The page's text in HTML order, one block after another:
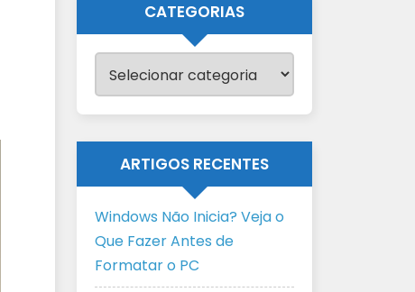
CATEGORIAS
ARTIGOS RECENTES
Windows Não Inicia? Veja o
Que Fazer Antes de
Formatar o PC